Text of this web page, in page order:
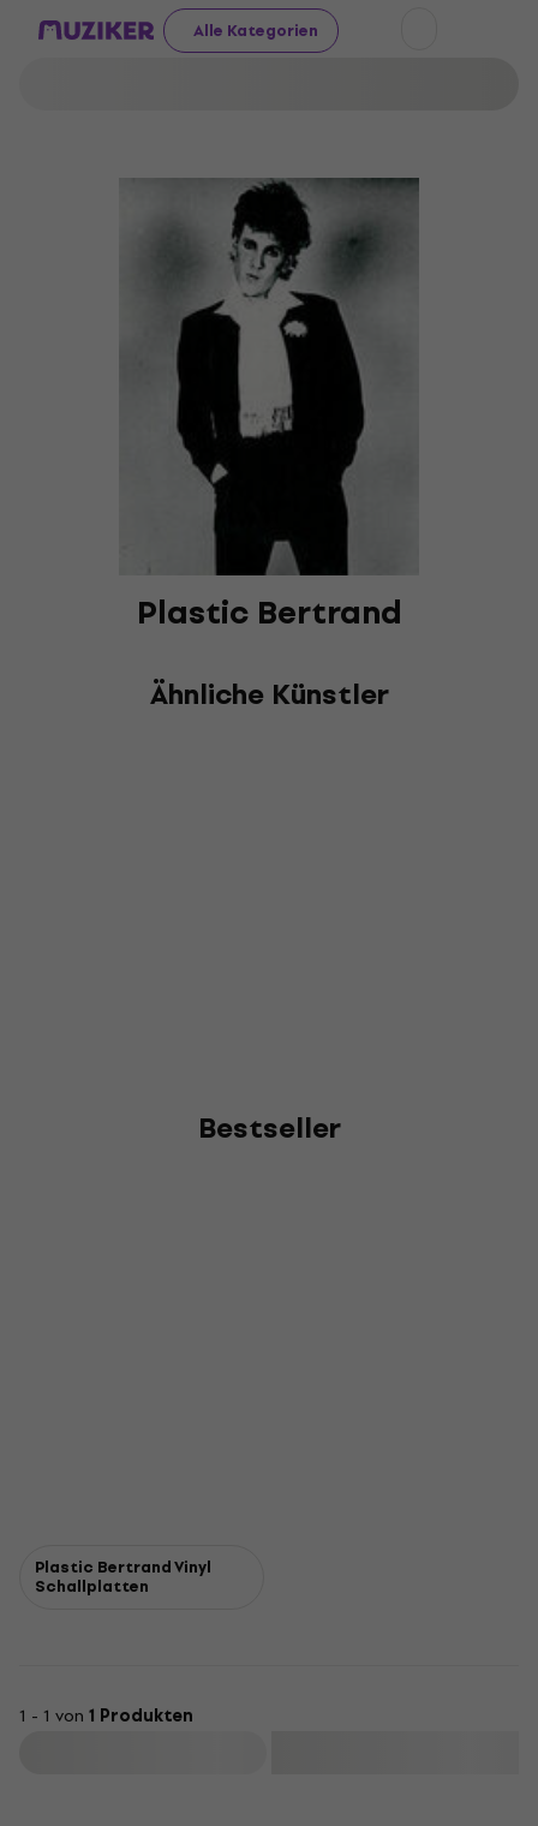
Alle Kategorien
Plastic Bertrand
Ähnliche Künstler
Bestseller
Plastic Bertrand Vinyl
Schallplatten
1 - 1 von 1 Produkten